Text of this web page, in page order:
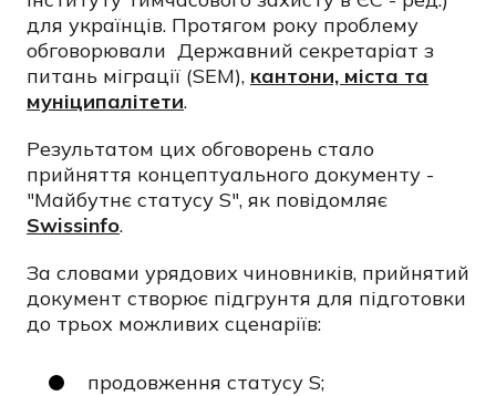
для українців. Протягом року проблему
обговорювали Державний секретаріат з
питань міграції (SEM), кантони, міста та
муніципалітети.
Результатом цих обговорень стало
прийняття концептуального документу -
"Майбутнє статусу S", як повідомляє
Swissinfo.
За словами урядових чиновників, прийнятий
документ створює підгрунтя для підготовки
до трьох можливих сценаріїв:
продовження статусу S;